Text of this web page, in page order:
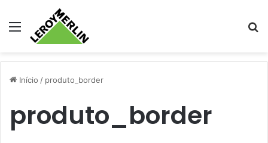
Menu
Início / produto_border
produto_border